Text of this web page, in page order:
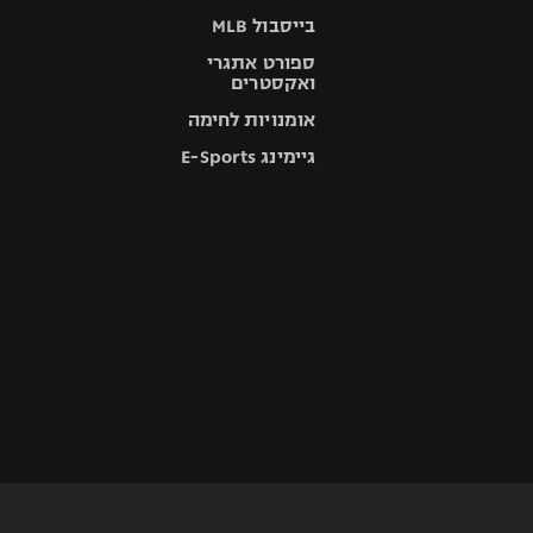
בייסבול MLB
ספורט אתגרי
ואקסטרים
אומנויות לחימה
גיימינג E-Sports